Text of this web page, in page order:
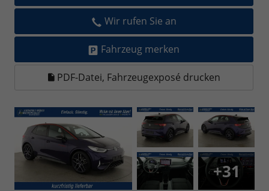
Wir rufen Sie an
Fahrzeug merken
PDF-Datei, Fahrzeugexposé drucken
+31